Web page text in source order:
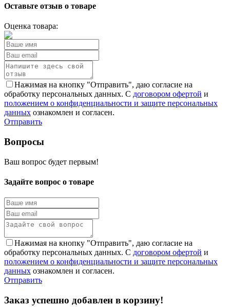
Оставьте отзыв о товаре
Оценка товара:
Нажимая на кнопку "Отправить", даю согласие на
обработку персональных данных. С договором офертой и
положением о конфиденциальности и защите персональных
данных ознакомлен и согласен.
Отправить
Вопросы
Ваш вопрос будет первым!
Задайте вопрос о товаре
Нажимая на кнопку "Отправить", даю согласие на
обработку персональных данных. С договором офертой и
положением о конфиденциальности и защите персональных
данных ознакомлен и согласен.
Отправить
Заказ успешно добавлен в корзину!